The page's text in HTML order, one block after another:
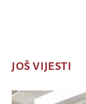
JOŠ VIJESTI